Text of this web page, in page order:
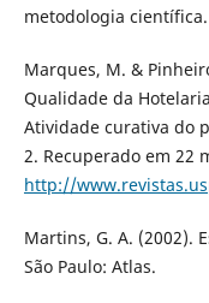
metodologia
Marques, M. &
Qualidade da
Atividade curativa do
2. Recuperado em 22
http://
Martins, G. A. (2002).
São Paulo: Atlas.